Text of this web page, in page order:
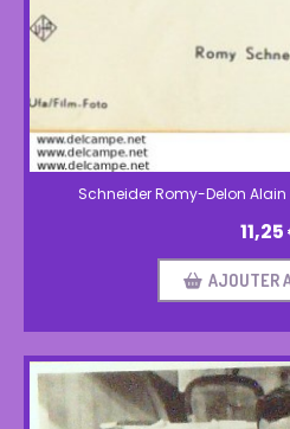
Schneider Romy-Delon Alain
11,25
AJOUTER